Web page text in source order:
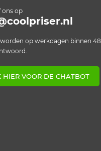
ons op
op werkdagen binnen 48
HIER VOOR DE CHATBOT